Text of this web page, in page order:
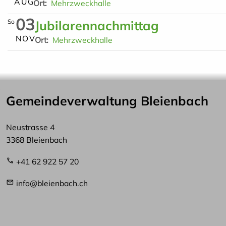
Ort Mehrzweckhalle
So 03
NOV
Jubilarennachmittag
Ort Mehrzweckhalle
Gemeindeverwaltung Bleienbach
Neustrasse 4
3368 Bleienbach
+41 62 922 57 20
info@bleienbach.ch